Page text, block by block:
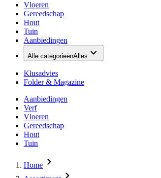
Vloeren
Gereedschap
Hout
Tuin
Aanbiedingen
Alle categorieënAlles
Klusadvies
Folder & Magazine
Aanbiedingen
Verf
Vloeren
Gereedschap
Hout
Tuin
Home